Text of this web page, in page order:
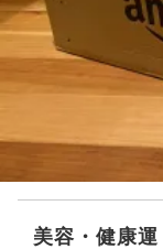
美容・健康運